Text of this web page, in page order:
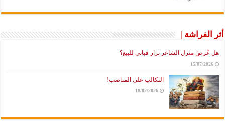
أثر الفراشة |
هل عُرضَ منزل الشاعر نزار قباني للبيع؟
15/07/2026
التكالب على المناصب!
18/02/2026